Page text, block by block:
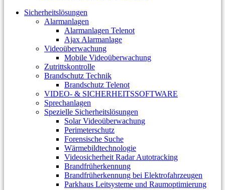
Sicherheitslösungen
Alarmanlagen
Alarmanlagen Telenot
Ajax Alarmanlage
Videoüberwachung
Mobile Videoüberwachung
Zutrittskontrolle
Brandschutz Technik
Brandschutz Telenot
VIDEO- & SICHERHEITSSOFTWARE
Sprechanlagen
Spezielle Sicherheitslösungen
Solar Videoüberwachung
Perimeterschutz
Forensische Suche
Wärmebildtechnologie
Videosicherheit Radar Autotracking​
Brandfrüherkennung
Brandfrüherkennung bei Elektrofahrzeugen
Parkhaus Leitsysteme und Raumoptimierung